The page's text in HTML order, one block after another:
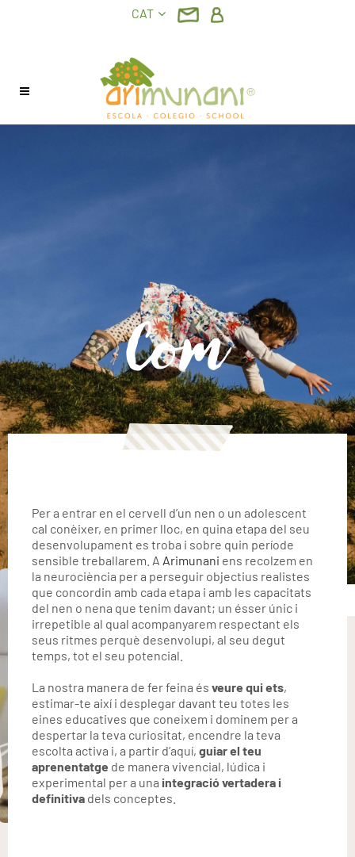
CAT
Com
Per a entrar en el cervell d’un nen o un adolescent
cal conèixer, en primer lloc, en quina etapa del seu
desenvolupament es troba i sobre quin període
sensible treballarem. A Arimunani ens recolzem en
la neurociència per a perseguir objectius realistes
que concordin amb cada etapa i amb les capacitats
del nen o nena que tenim davant; un ésser únic i
irrepetible al qual acompanyarem respectant els
seus ritmes perquè desenvolupi, al seu degut
temps, tot el seu potencial.
La nostra manera de fer feina és veure qui ets,
estimar-te així i desplegar davant teu totes les
eines educatives que coneixem i dominem per a
despertar la teva curiositat, encendre la teva
escolta activa i, a partir d’aquí, guiar el teu
aprenentatge de manera vivencial, lúdica i
experimental per a una integració vertadera i
definitiva dels conceptes.